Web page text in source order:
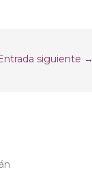
siguiente